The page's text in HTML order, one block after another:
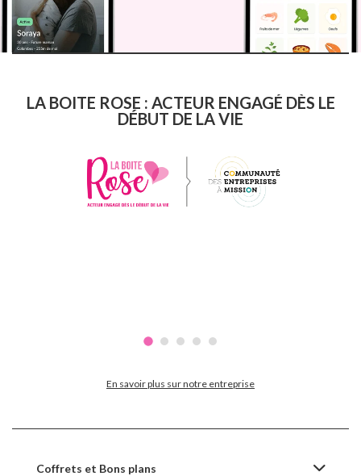
LA BOITE ROSE : ACTEUR ENGAGÉ DÈS LE
DÉBUT DE LA VIE
En savoir plus sur notre entreprise
Coffrets et Bons plans